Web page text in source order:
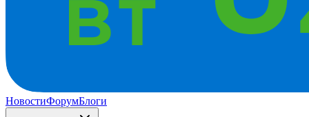
НовостиФорумБлоги